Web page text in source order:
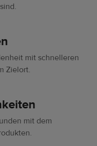
mit schnelleren
Zielort.
mit dem